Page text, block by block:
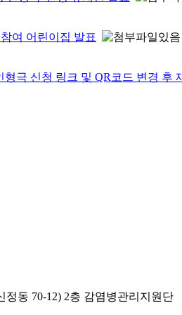
여 어린이집 발표
극 신청 링크 및 QR코드 변경 후
정동 70-12) 2층 감염병관리지원단